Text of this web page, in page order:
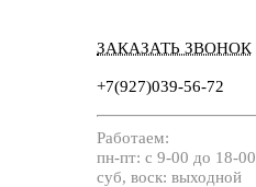
ЗАКАЗАТЬ ЗВОНОК
+7(927)039-56-72
Работаем:
пн-пт: с 9-00 до 18-00
суб, воск: выходной